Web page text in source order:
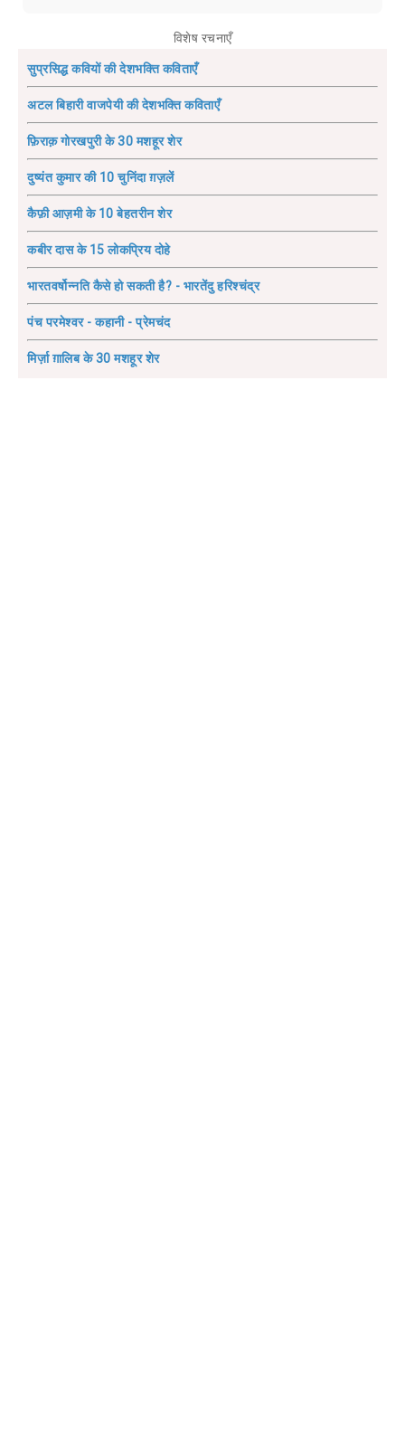
विशेष रचनाएँ
सुप्रसिद्ध कवियों की देशभक्ति कविताएँ
अटल बिहारी वाजपेयी की देशभक्ति कविताएँ
फ़िराक़ गोरखपुरी के 30 मशहूर शेर
दुष्यंत कुमार की 10 चुनिंदा ग़ज़लें
कैफ़ी आज़मी के 10 बेहतरीन शेर
कबीर दास के 15 लोकप्रिय दोहे
भारतवर्षोन्नति कैसे हो सकती है? - भारतेंदु हरिश्चंद्र
पंच परमेश्वर - कहानी - प्रेमचंद
मिर्ज़ा ग़ालिब के 30 मशहूर शेर